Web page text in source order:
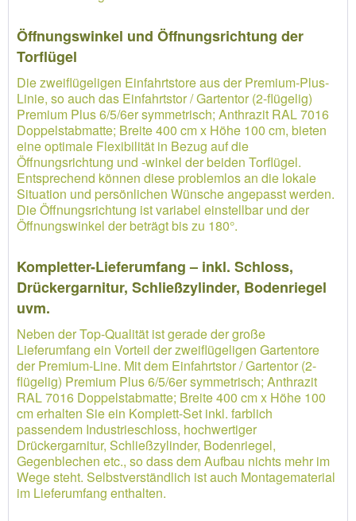
Öffnungswinkel und Öffnungsrichtung der
Torflügel
Die zweiflügeligen Einfahrtstore aus der Premium-Plus-
Linie, so auch das Einfahrtstor / Gartentor (2-flügelig)
Premium Plus 6/5/6er symmetrisch; Anthrazit RAL 7016
Doppelstabmatte; Breite 400 cm x Höhe 100 cm, bieten
eine optimale Flexibilität in Bezug auf die
Öffnungsrichtung und -winkel der beiden Torflügel.
Entsprechend können diese problemlos an die lokale
Situation und persönlichen Wünsche angepasst werden.
Die Öffnungsrichtung ist variabel einstellbar und der
Öffnungswinkel der beträgt bis zu 180°.
Kompletter-Lieferumfang – inkl. Schloss,
Drückergarnitur, Schließzylinder, Bodenriegel
uvm.
Neben der Top-Qualität ist gerade der große
Lieferumfang ein Vorteil der zweiflügeligen Gartentore
der Premium-Line. Mit dem Einfahrtstor / Gartentor (2-
flügelig) Premium Plus 6/5/6er symmetrisch; Anthrazit
RAL 7016 Doppelstabmatte; Breite 400 cm x Höhe 100
cm erhalten Sie ein Komplett-Set inkl. farblich
passendem Industrieschloss, hochwertiger
Drückergarnitur, Schließzylinder, Bodenriegel,
Gegenblechen etc., so dass dem Aufbau nichts mehr im
Wege steht. Selbstverständlich ist auch Montagematerial
im Lieferumfang enthalten.